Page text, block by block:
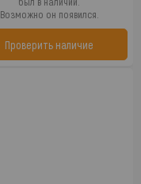
Возможно он появился.
Проверить наличие